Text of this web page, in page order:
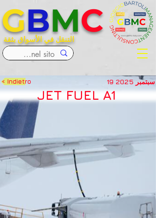
التنقل في الأسواق بثقة
GBMC
< Indietro 19 سبتمبر 2025
JET FUEL A1